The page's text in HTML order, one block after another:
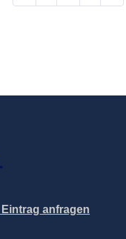
anfragen